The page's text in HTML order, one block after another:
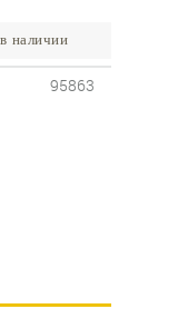
наличии
95863